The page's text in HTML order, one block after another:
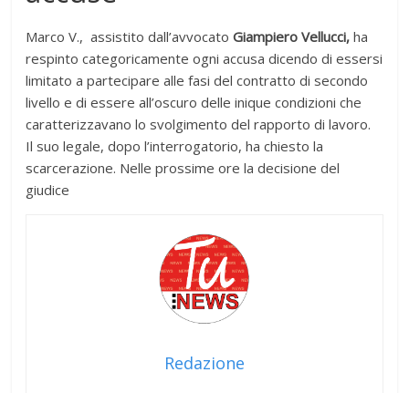
Marco V., assistito dall’avvocatoGiampiero Vellucci, ha
respinto categoricamente ogni accusa dicendo di essersi
limitato a partecipare alle fasi del contratto di secondo
livello e di essere all’oscuro delle inique condizioni che
caratterizzavano lo svolgimento del rapporto di lavoro.
Il suo legale, dopo l’interrogatorio, ha chiesto la
scarcerazione. Nelle prossime ore la decisione del
giudice
Redazione